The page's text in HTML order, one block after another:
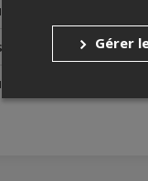
pour les enfants
pour personnes à
pour
Gérer